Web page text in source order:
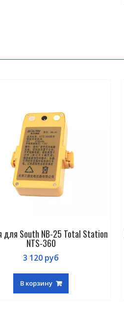
для South NB-25 Total Station
NTS-360
3 120 руб
В корзину